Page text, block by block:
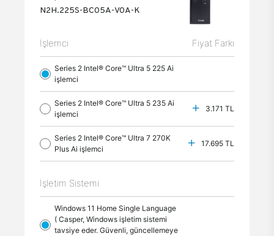
N2H.225S-BC05A-V0A-K
İşlemci Fiyat Farkı
Series 2 Intel® Core™ Ultra 5 225 Ai
işlemci
Series 2 Intel® Core™ Ultra 5 235 Ai
işlemci
3.171 TL
Series 2 Intel® Core™ Ultra 7 270K
Plus Ai işlemci
17.695 TL
İşletim Sistemi
Windows 11 Home Single Language
( Casper, Windows işletim sistemi
tavsiye eder. Güvenli, güncellemeye